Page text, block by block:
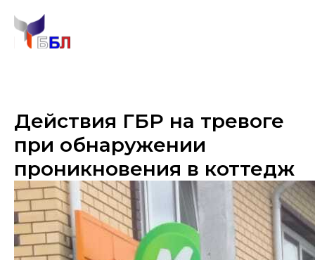
Действия ГБР на тревоге
при обнаружении
проникновения в коттедж